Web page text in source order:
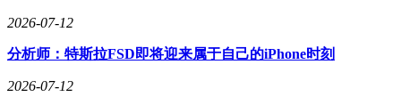
2026-07-12
分析师：特斯拉FSD即将迎来属于自己的iPhone时刻
2026-07-12